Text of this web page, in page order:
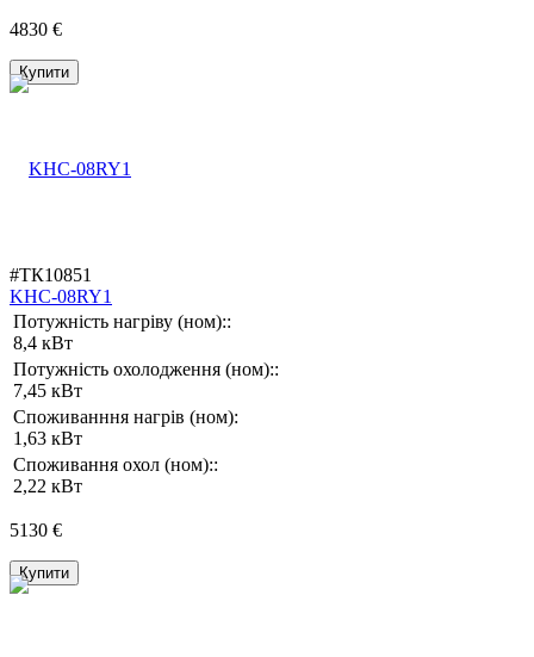
4830 €
Купити
#ТК10851
KHC-08RY1
Потужність нагріву (ном)::
8,4 кВт
Потужність охолодження (ном)::
7,45 кВт
Споживанння нагрів (ном):
1,63 кВт
Споживання охол (ном)::
2,22 кВт
5130 €
Купити